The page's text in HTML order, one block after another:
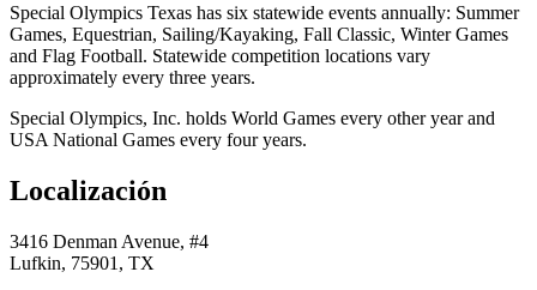
Special Olympics Texas has six statewide events annually: Summer
Games, Equestrian, Sailing/Kayaking, Fall Classic, Winter Games
and Flag Football. Statewide competition locations vary
approximately every three years.
Special Olympics, Inc. holds World Games every other year and
USA National Games every four years.
Localización
3416 Denman Avenue, #4
Lufkin, 75901, TX